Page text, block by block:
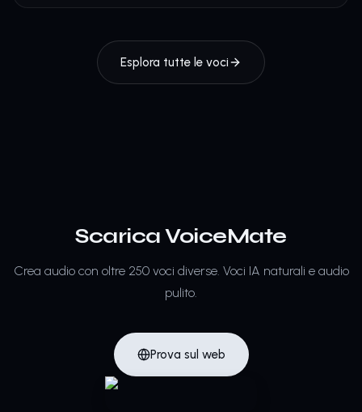
Esplora tutte le voci
Scarica VoiceMate
Crea audio con oltre 250 voci diverse. Voci IA naturali e audio
pulito.
Prova sul web